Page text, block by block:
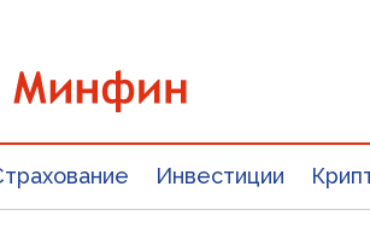
Инвестиции